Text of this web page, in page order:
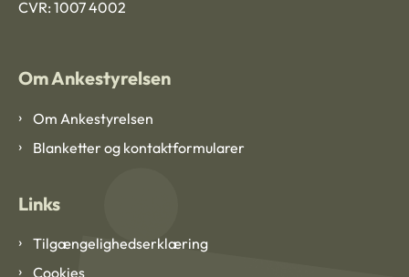
CVR: 1007 4002
Om Ankestyrelsen
Om Ankestyrelsen
Blanketter og kontaktformularer
Links
Tilgængelighedserklæring
Cookies